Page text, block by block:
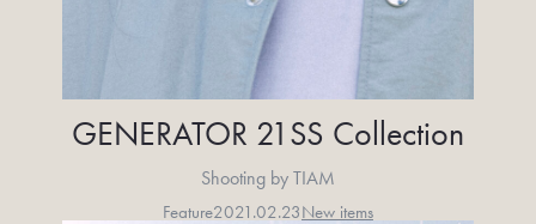
GENERATOR 21SS Collection
Shooting by TIAM
Feature2021.02.23New items